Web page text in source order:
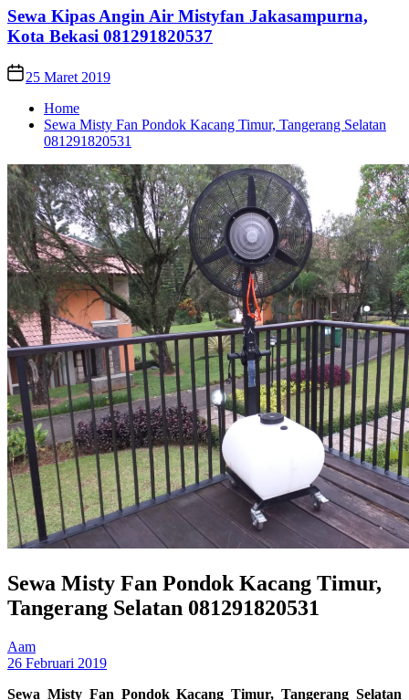
Sewa Kipas Angin Air Mistyfan Jakasampurna,
Kota Bekasi 081291820537
25 Maret 2019
Home
Sewa Misty Fan Pondok Kacang Timur, Tangerang Selatan
081291820531
Sewa Misty Fan Pondok Kacang Timur,
Tangerang Selatan 081291820531
Aam
26 Februari 2019
Sewa Misty Fan Pondok Kacang Timur, Tangerang Selatan